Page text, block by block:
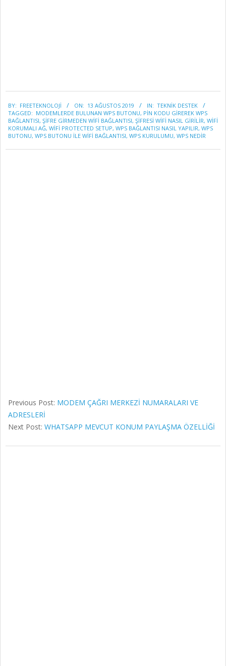
08-
13
BY: FREETEKNOLOJI ON: 13 AĞUSTOS 2019 IN: TEKNİK DESTEK
TAGGED: MODEMLERDE BULUNAN WPS BUTONU, PIN KODU GIREREK WPS
BAĞLANTISI, ŞIFRE GIRMEDEN WIFI BAĞLANTISI, ŞIFRESI WIFI NASIL GIRILIR, WIFI
KORUMALI AĞ, WIFI PROTECTED SETUP, WPS BAĞLANTISI NASIL YAPILIR, WPS
BUTONU, WPS BUTONU ILE WIFI BAĞLANTISI, WPS KURULUMU, WPS NEDİR
Previous Post: MODEM ÇAĞRI MERKEZİ NUMARALARI VE
ADRESLERİ
Next Post: WHATSAPP MEVCUT KONUM PAYLAŞMA ÖZELLİĞİ